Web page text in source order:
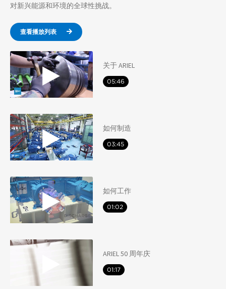
对新兴能源和环境的全球性挑战。
查看播放列表
关于 ARIEL
05:46
如何制造
03:45
如何工作
01:02
ARIEL 50 周年庆
01:17